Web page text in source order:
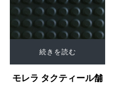
続きを読む
モレラ タクティール舗